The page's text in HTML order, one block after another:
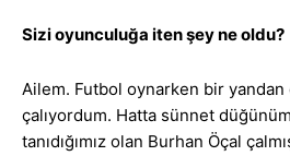
Sizi oyunculuğa iten şey ne oldu?
Ailem. Futbol oynarken bir
çalıyordum. Hatta sünnet
tanıdığımız olan Burhan Öçal